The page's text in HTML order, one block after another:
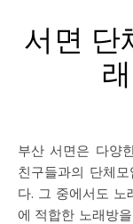
서면 단
부산 서면은 다양한 즐길 거리와 먹거리가 가득한 지역으로,
친구들과의 단체
다. 그 중에서도 노
에 적합한 노래방